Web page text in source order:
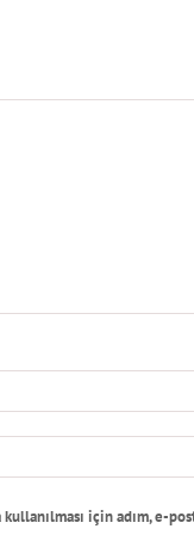
için adım, e-